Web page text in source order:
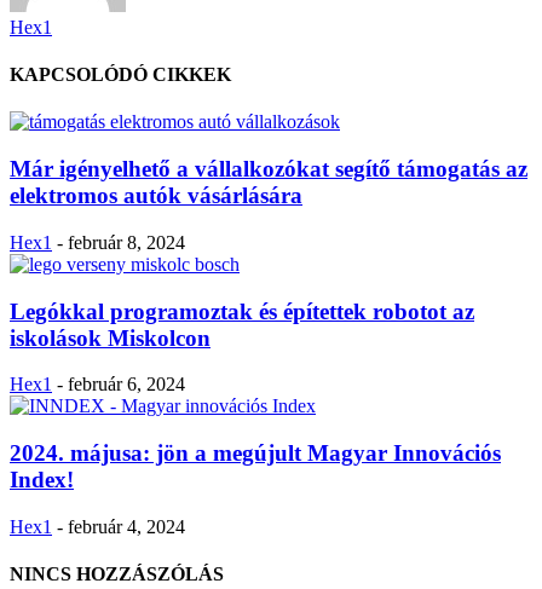
Hex1
KAPCSOLÓDÓ CIKKEK
Már igényelhető a vállalkozókat segítő támogatás az
elektromos autók vásárlására
Hex1 - február 8, 2024
Legókkal programoztak és építettek robotot az
iskolások Miskolcon
Hex1 - február 6, 2024
2024. májusa: jön a megújult Magyar Innovációs
Index!
Hex1 - február 4, 2024
NINCS HOZZÁSZÓLÁS